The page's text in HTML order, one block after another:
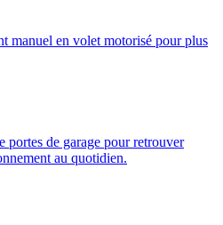
manuel en volet motorisé pour plus
portes de garage pour retrouver
au quotidien.